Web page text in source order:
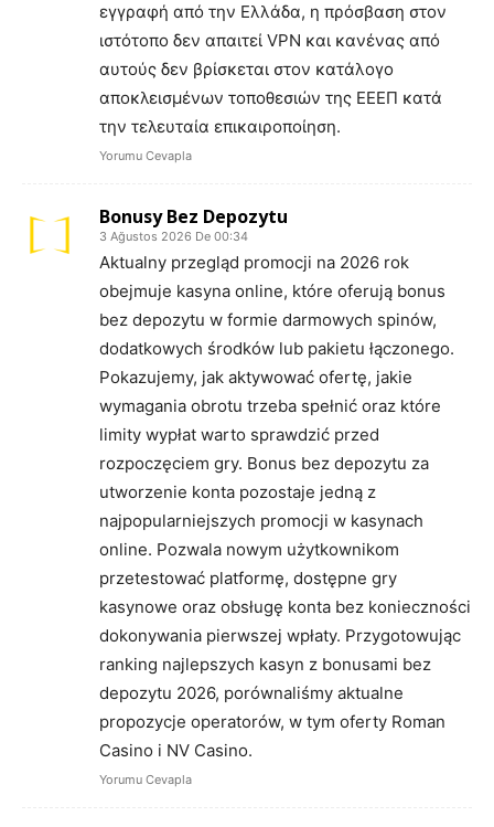
εγγραφή από την Ελλάδα, η πρόσβαση στον
ιστότοπο δεν απαιτεί VPN και κανένας από
αυτούς δεν βρίσκεται στον κατάλογο
αποκλεισμένων τοποθεσιών της ΕΕΕΠ κατά
την τελευταία επικαιροποίηση.
Yorumu Cevapla
Bonusy Bez Depozytu
3 Ağustos 2026 De 00:34
Aktualny przegląd promocji na 2026 rok
obejmuje kasyna online, które oferują bonus
bez depozytu w formie darmowych spinów,
dodatkowych środków lub pakietu łączonego.
Pokazujemy, jak aktywować ofertę, jakie
wymagania obrotu trzeba spełnić oraz które
limity wypłat warto sprawdzić przed
rozpoczęciem gry. Bonus bez depozytu za
utworzenie konta pozostaje jedną z
najpopularniejszych promocji w kasynach
online. Pozwala nowym użytkownikom
przetestować platformę, dostępne gry
kasynowe oraz obsługę konta bez konieczności
dokonywania pierwszej wpłaty. Przygotowując
ranking najlepszych kasyn z bonusami bez
depozytu 2026, porównaliśmy aktualne
propozycje operatorów, w tym oferty Roman
Casino i NV Casino.
Yorumu Cevapla